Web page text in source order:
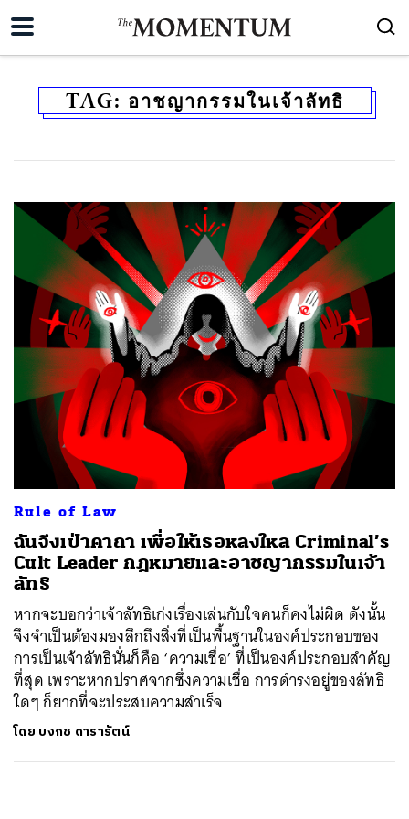
TAG: อาชญากรรมในเจ้าลัทธิ
Rule of Law
ฉันจึงเป่าคาถา เพื่อให้เธอหลงใหล Criminal’s
Cult Leader กฎหมายและอาชญากรรมในเจ้า
ลัทธิ
หากจะบอกว่าเจ้าลัทธิเก่งเรื่องเล่นกับใจคนก็คงไม่ผิด ดังนั้น
จึงจำเป็นต้องมองลึกถึงสิ่งที่เป็นพื้นฐานในองค์ประกอบของ
การเป็นเจ้าลัทธินั่นก็คือ ‘ความเชื่อ’ ที่เป็นองค์ประกอบสำคัญ
ที่สุด เพราะหากปราศจากซึ่งความเชื่อ การดำรงอยู่ของลัทธิ
ใดๆ ก็ยากที่จะประสบความสำเร็จ
โดย บงกช ดารารัตน์
SHARE